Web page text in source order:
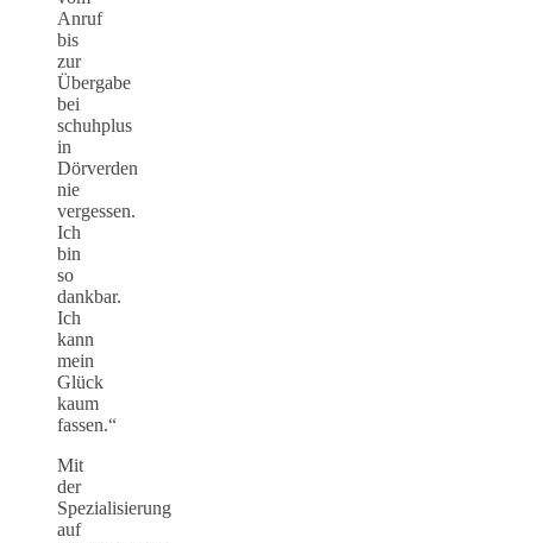
Anruf
bis
zur
Übergabe
bei
schuhplus
in
Dörverden
nie
vergessen.
Ich
bin
so
dankbar.
Ich
kann
mein
Glück
kaum
fassen.“
Mit
der
Spezialisierung
auf